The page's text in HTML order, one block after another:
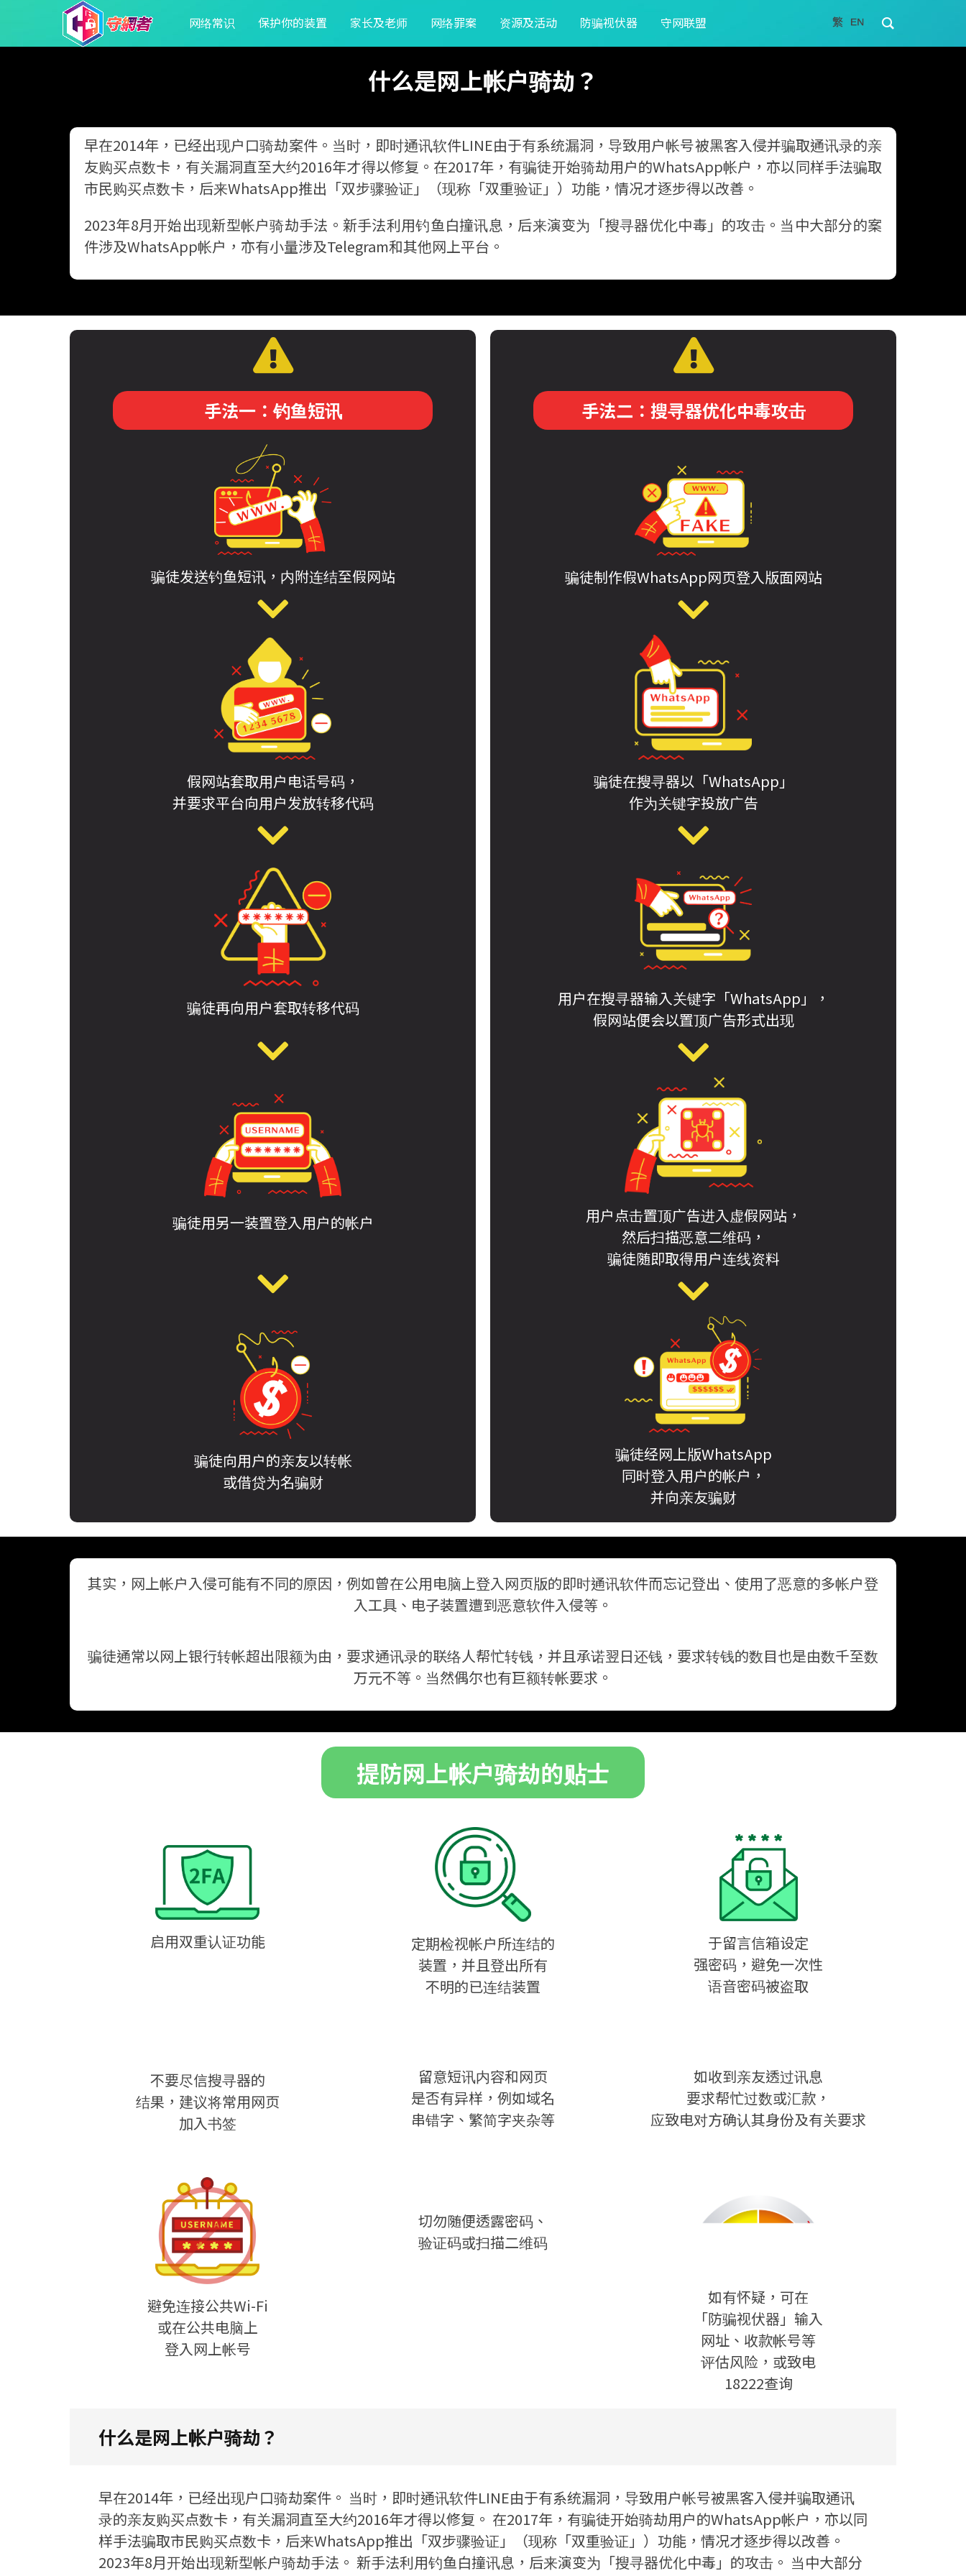
网络常识 保护你的装置 家长及老师 网络罪案 资源及活动 防骗视伏器 守网联盟
什么是网上帐户骑劫？
早在2014年，已经出现户口骑劫案件。当时，即时通讯软件LINE由于有系统漏洞，导致用户帐号被黑客入侵并骗取通讯录的亲
友购买点数卡，有关漏洞直至大约2016年才得以修复。在2017年，有骗徒开始骑劫用户的WhatsApp帐户，亦以同样手法骗取
市民购买点数卡，后来WhatsApp推出「双步骤验证」（现称「双重验证」）功能，情况才逐步得以改善。
2023年8月开始出现新型帐户骑劫手法。新手法利用钓鱼白撞讯息，后来演变为「搜寻器优化中毒」的攻击。当中大部分的案
件涉及WhatsApp帐户，亦有小量涉及Telegram和其他网上平台。
手法一：钓鱼短讯
骗徒发送钓鱼短讯，内附连结至假网站
假网站套取用户电话号码，
并要求平台向用户发放转移代码
骗徒再向用户套取转移代码
骗徒用另一装置登入用户的帐户
骗徒向用户的亲友以转帐
或借贷为名骗财
手法二：搜寻器优化中毒攻击
骗徒制作假WhatsApp网页登入版面网站
骗徒在搜寻器以「WhatsApp」
作为关键字投放广告
用户在搜寻器输入关键字「WhatsApp」，
假网站便会以置顶广告形式出现
用户点击置顶广告进入虚假网站，
然后扫描恶意二维码，
骗徒随即取得用户连线资料
骗徒经网上版WhatsApp
同时登入用户的帐户，
并向亲友骗财
其实，网上帐户入侵可能有不同的原因，例如曾在公用电脑上登入网页版的即时通讯软件而忘记登出、使用了恶意的多帐户登
入工具、电子装置遭到恶意软件入侵等。
骗徒通常以网上银行转帐超出限额为由，要求通讯录的联络人帮忙转钱，并且承诺翌日还钱，要求转钱的数目也是由数千至数
万元不等。当然偶尔也有巨额转帐要求。
提防网上帐户骑劫的贴士
启用双重认证功能
定期检视帐户所连结的
装置，并且登出所有
不明的已连结装置
于留言信箱设定
强密码，避免一次性
语音密码被盗取
不要尽信搜寻器的
结果，建议将常用网页
加入书签
留意短讯内容和网页
是否有异样，例如域名
串错字、繁简字夹杂等
如收到亲友透过讯息
要求帮忙过数或汇款，
应致电对方确认其身份及有关要求
避免连接公共Wi-Fi
或在公共电脑上
登入网上帐号
切勿随便透露密码、
验证码或扫描二维码
如有怀疑，可在
「防骗视伏器」输入
网址、收款帐号等
评估风险，或致电
18222查询
什么是网上帐户骑劫？
早在2014年，已经出现户口骑劫案件。 当时，即时通讯软件LINE由于有系统漏洞，导致用户帐号被黑客入侵并骗取通讯
录的亲友购买点数卡，有关漏洞直至大约2016年才得以修复。 在2017年，有骗徒开始骑劫用户的WhatsApp帐户，亦以同
样手法骗取市民购买点数卡，后来WhatsApp推出「双步骤验证」（现称「双重验证」）功能，情况才逐步得以改善。
2023年8月开始出现新型帐户骑劫手法。 新手法利用钓鱼白撞讯息，后来演变为「搜寻器优化中毒」的攻击。 当中大部分